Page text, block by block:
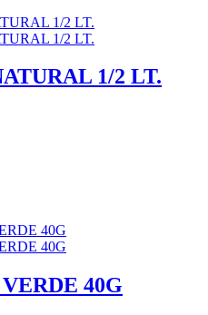
1/2 LT.
40G